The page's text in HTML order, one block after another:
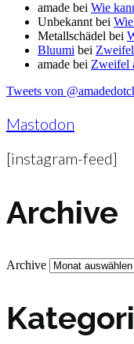
amade bei Wie
Unbekannt bei
Metallschädel bei
Bluumi bei
amade bei Zweifel
Tweets von
Mastodon
[instagram-feed]
Archive
Archive